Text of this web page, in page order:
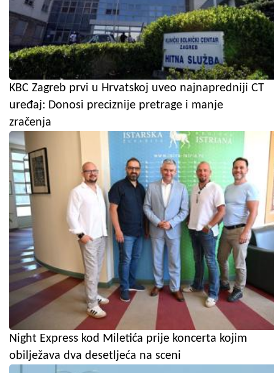
KBC Zagreb prvi u Hrvatskoj uveo najnapredniji CT
uređaj: Donosi preciznije pretrage i manje
zračenja
Night Express kod Miletića prije koncerta kojim
obilježava dva desetljeća na sceni